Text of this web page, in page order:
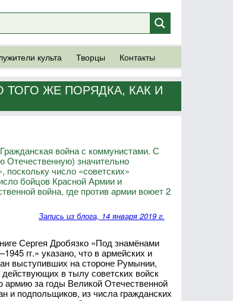
культа Творцы Контакты
ЖЕ ПОРЯДКА, КАК И
война с коммунистами. С
Отечественную) значительно
поскольку число «советских»
бойцов Красной Армии и
война, где против армии воюет 2
Запись из блога, 14 января 2019 г.
Сергея Дробязко «Под знамёнами
гг.» указано, что в армейских и
выступивших на стороне Румынии,
в тылу советских войск
за годы Великой Отечественной
и подпольщиков, из числа гражданских